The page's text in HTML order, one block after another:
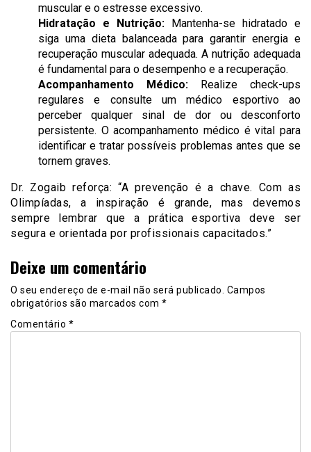
muscular e o estresse excessivo.
Hidratação e Nutrição: Mantenha-se hidratado e
siga uma dieta balanceada para garantir energia e
recuperação muscular adequada. A nutrição adequada
é fundamental para o desempenho e a recuperação.
Acompanhamento Médico: Realize check-ups
regulares e consulte um médico esportivo ao
perceber qualquer sinal de dor ou desconforto
persistente. O acompanhamento médico é vital para
identificar e tratar possíveis problemas antes que se
tornem graves.
Dr. Zogaib reforça: “A prevenção é a chave. Com as
Olimpíadas, a inspiração é grande, mas devemos
sempre lembrar que a prática esportiva deve ser
segura e orientada por profissionais capacitados.”
Deixe um comentário
O seu endereço de e-mail não será publicado. Campos
obrigatórios são marcados com *
Comentário *